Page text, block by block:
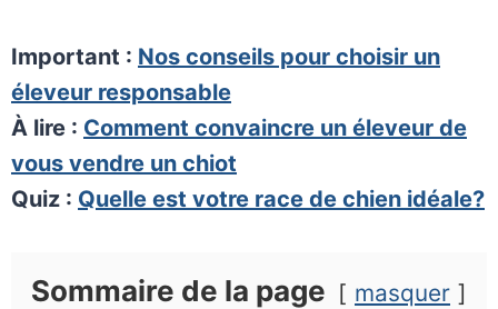
Important : Nos conseils pour choisir un
éleveur responsable
À lire : Comment convaincre un éleveur de
vous vendre un chiot
Quiz : Quelle est votre race de chien idéale?
Sommaire de la page masquer